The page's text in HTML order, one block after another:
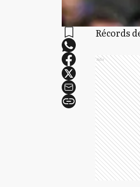
Récords
Ads